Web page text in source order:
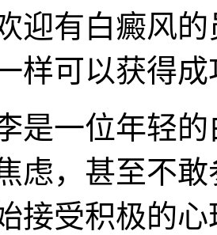
迎有白癜风
样可以获得成
是一位年轻
虑，甚至不
接受积极的